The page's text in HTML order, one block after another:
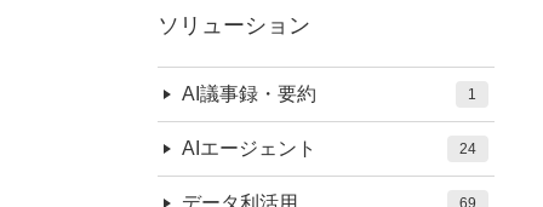
ソリューション
AI議事録・要約 1
AIエージェント 24